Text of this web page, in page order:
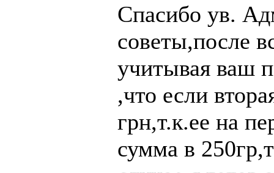
Спасибо ув.
советы,после
учитывая ваш
,что если
грн,т.к.ее на
сумма в